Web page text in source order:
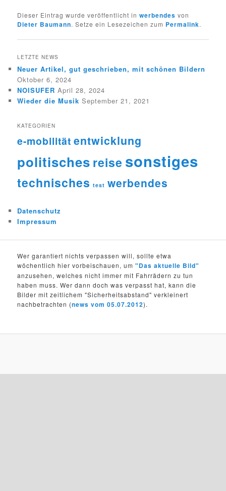
Dieser Eintrag wurde veröffentlicht inwerbendes von
Dieter Baumann. Setze ein Lesezeichen zum Permalink.
LETZTE NEWS
Neuer Artikel, gut geschrieben, mit schönen Bildern
Oktober 6, 2024
NOISUFER April 28, 2024
Wieder die Musik September 21, 2021
KATEGORIEN
e-mobilität entwicklung
politisches reise sonstiges
technisches test werbendes
Datenschutz
Impressum
Wer garantiert nichts verpassen will, sollte etwa
wöchentlich hier vorbeischauen, um"Das aktuelle Bild"
anzusehen, welches nicht immer mit Fahrrädern zu tun
haben muss. Wer dann doch was verpasst hat, kann die
Bilder mit zeitlichem "Sicherheitsabstand" verkleinert
nachbetrachten (news vom 05.07.2012).